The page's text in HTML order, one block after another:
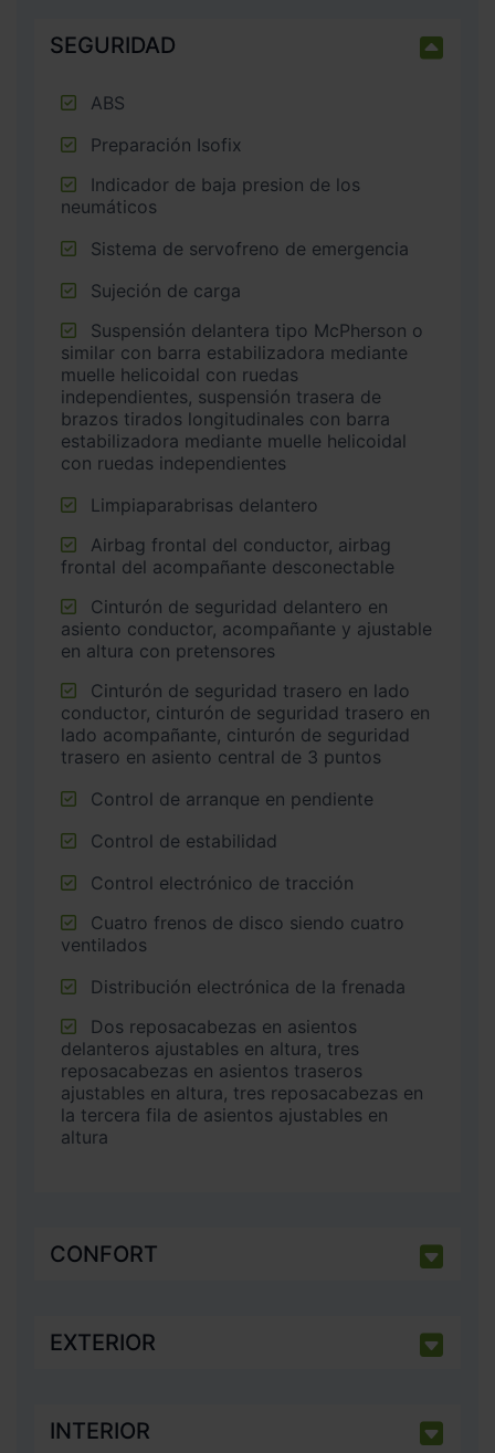
SEGURIDAD
ABS
Preparación Isofix
neumáticos
Sistema de servofreno de emergencia
Sujeción de carga
similar con barra estabilizadora mediante
muelle helicoidal con ruedas
independientes, suspensión trasera de
brazos tirados longitudinales con barra
estabilizadora mediante muelle helicoidal
con ruedas independientes
Limpiaparabrisas delantero
frontal del acompañante desconectable
asiento conductor, acompañante y ajustable
en altura con pretensores
conductor, cinturón de seguridad trasero en
lado acompañante, cinturón de seguridad
trasero en asiento central de 3 puntos
Control de arranque en pendiente
Control de estabilidad
Control electrónico de tracción
ventilados
Distribución electrónica de la frenada
delanteros ajustables en altura, tres
reposacabezas en asientos traseros
ajustables en altura, tres reposacabezas en
la tercera fila de asientos ajustables en
altura
CONFORT
EXTERIOR
INTERIOR